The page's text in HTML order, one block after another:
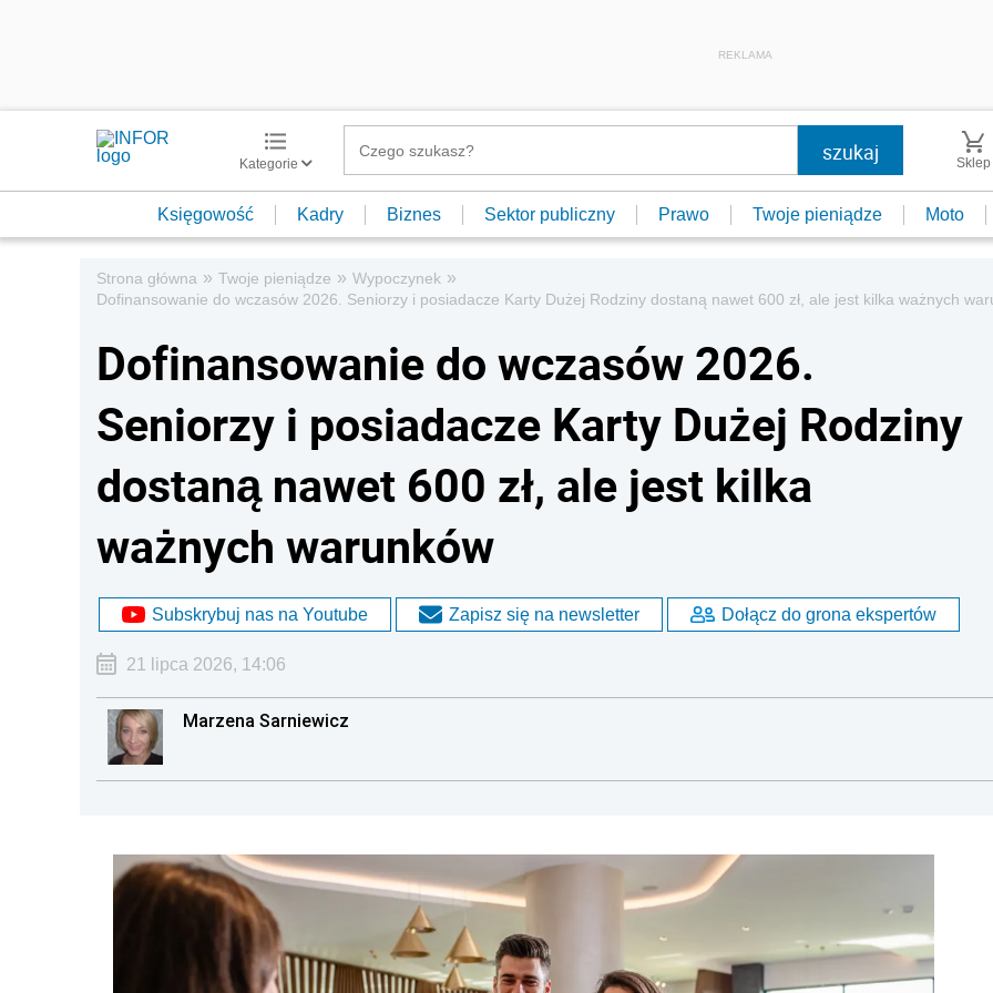
REKLAMA
Kategorie Sklep
Księgowość Kadry Biznes Sektor publiczny Prawo Twoje pieniądze Moto
Strona główna » Twoje pieniądze » Wypoczynek »
Dofinansowanie do wczasów 2026. Seniorzy i posiadacze Karty Dużej Rodziny dostaną nawet 600 zł, ale jest kilka ważnych
Dofinansowanie do wczasów 2026.
Seniorzy i posiadacze Karty Dużej Rodziny
dostaną nawet 600 zł, ale jest kilka
ważnych warunków
Subskrybuj nas na Youtube Zapisz się na newsletter Dołącz do grona ekspertów
21 lipca 2026, 14:06
Marzena Sarniewicz